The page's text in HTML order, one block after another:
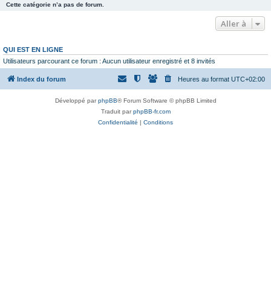
Cette catégorie n’a pas de forum.
Aller à
QUI EST EN LIGNE
Utilisateurs parcourant ce forum : Aucun utilisateur enregistré et 8 invités
Index du forum Heures au format UTC+02:00
Développé parphpBB® Forum Software © phpBB Limited
Traduit parphpBB-fr.com
Confidentialité | Conditions